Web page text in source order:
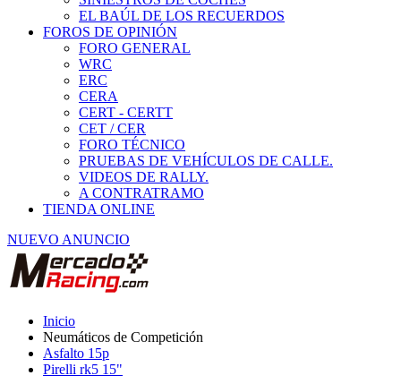
EL BAÚL DE LOS RECUERDOS
FOROS DE OPINIÓN
FORO GENERAL
WRC
ERC
CERA
CERT - CERTT
CET / CER
FORO TÉCNICO
PRUEBAS DE VEHÍCULOS DE CALLE.
VIDEOS DE RALLY.
A CONTRATRAMO
TIENDA ONLINE
NUEVO ANUNCIO
Inicio
Neumáticos de Competición
Asfalto 15p
Pirelli rk5 15"